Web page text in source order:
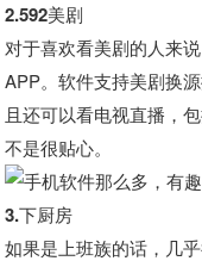
2.592美剧
对于喜欢看美剧的人来
APP。软件支持美剧换
且还可以看电视直播，
不是很贴心。
3.下厨房
如果是上班族的话，几